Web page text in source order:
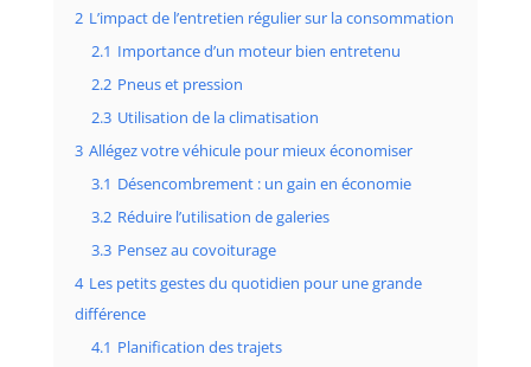
2 L’impact de l’entretien régulier sur la consommation
2.1 Importance d’un moteur bien entretenu
2.2 Pneus et pression
2.3 Utilisation de la climatisation
3 Allégez votre véhicule pour mieux économiser
3.1 Désencombrement : un gain en économie
3.2 Réduire l’utilisation de galeries
3.3 Pensez au covoiturage
4 Les petits gestes du quotidien pour une grande
différence
4.1 Planification des trajets